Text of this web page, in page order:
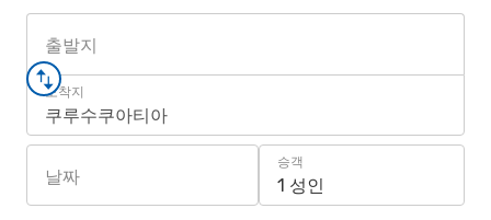
출발지
도착지
쿠루수쿠아티아
날짜
승객
1 성인